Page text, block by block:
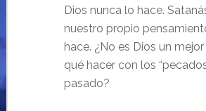
Dios nunca lo hace.
nuestro propio
hace. ¿No es Dios un
qué hacer con los
pasado?